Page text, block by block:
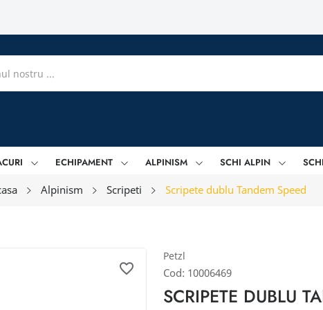
ECHIPAMENT ALPINISM SCHI ALPIN
Alpinism Scripeti Scripete dublu Tandem Speed
favorite_border
Petzl
Cod: 10006469
SCRIPETE DUBLU